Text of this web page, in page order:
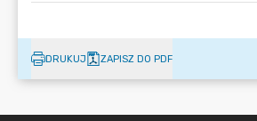
DRUKUJ ZAPISZ DO PDF